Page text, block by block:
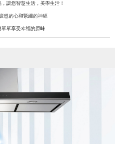
讓您智慧生活，美學生活！
憊的心和緊繃的神經
單單享受幸福的原味